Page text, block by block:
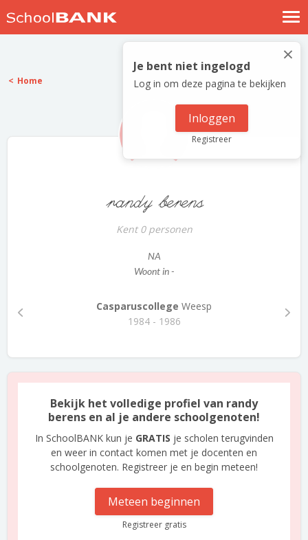
Nostalgische verhalen
Log in
Meld je gratis aan
×
Je bent niet ingelogd
Log in om deze pagina te bekijken
Inloggen
Registreer
Home
randy berens
Kent 0 personen
NA
Woont in -
Casparuscollege Weesp
1984 - 1986
Bekijk het volledige profiel van randy
berens en al je andere schoolgenoten!
In SchoolBANK kun je GRATIS je scholen terugvinden
en weer in contact komen met je docenten en
schoolgenoten. Registreer je en begin meteen!
Meteen beginnen
Registreer gratis